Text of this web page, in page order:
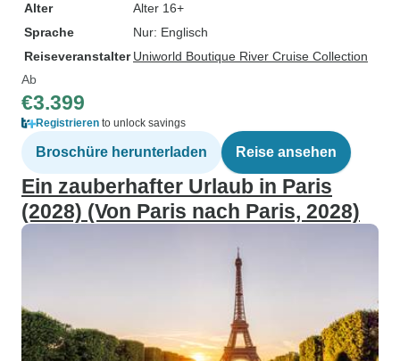
Alter
Alter 16+
Sprache
Nur: Englisch
Reiseveranstalter Uniworld Boutique River Cruise Collection
Ab
€3.399
Registrieren to unlock savings
Broschüre herunterladen Reise ansehen
Ein zauberhafter Urlaub in Paris
(2028) (Von Paris nach Paris, 2028)